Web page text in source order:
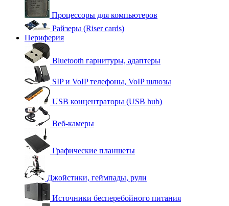
Процессоры для компьютеров
Райзеры (Riser cards)
Периферия
Bluetooth гарнитуры, адаптеры
SIP и VoIP телефоны, VoIP шлюзы
USB концентраторы (USB hub)
Веб-камеры
Графические планшеты
Джойстики, геймпады, рули
Источники бесперебойного питания